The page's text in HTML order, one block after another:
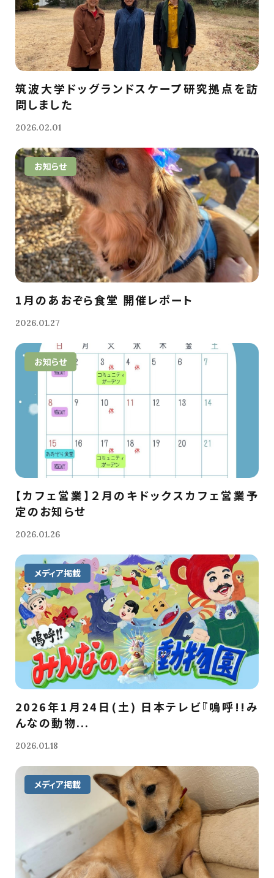
筑波大学ドッグランドスケープ研究拠点を訪
問しました
2026.02.01
お知らせ
1月のあおぞら食堂 開催レポート
2026.01.27
お知らせ
【カフェ営業】２月のキドックスカフェ営業予
定のお知らせ
2026.01.26
メディア掲載
2026年1月24日(土) 日本テレビ『嗚呼!!み
んなの動物...
2026.01.18
メディア掲載